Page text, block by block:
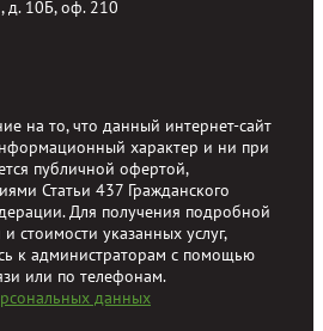
д. 10Б, оф. 210
на то, что данный интернет-сайт
характер и ни при
публичной офертой,
Статьи 437 Гражданского
Для получения подробной
стоимости указанных услуг,
к администраторам с помощью
или по телефонам.
данных